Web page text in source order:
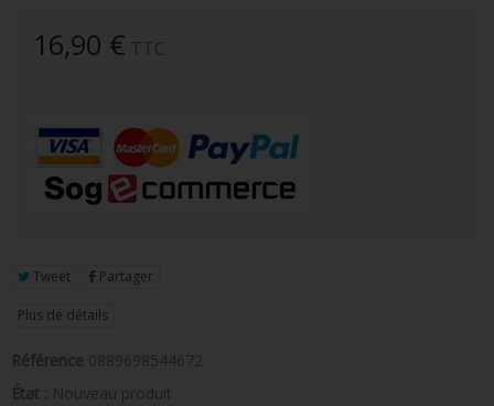
FIGURINE POP ROYALS FAMILY
FIGURINES POP AUTRES COMICS
POP PROTECTION
FUNKO VINYL SODA
FUNKO POP PIN
PELUCHE
16,90 €
Tweet Partager
Plus de détails
Référence 0889698544672
État : Nouveau produit